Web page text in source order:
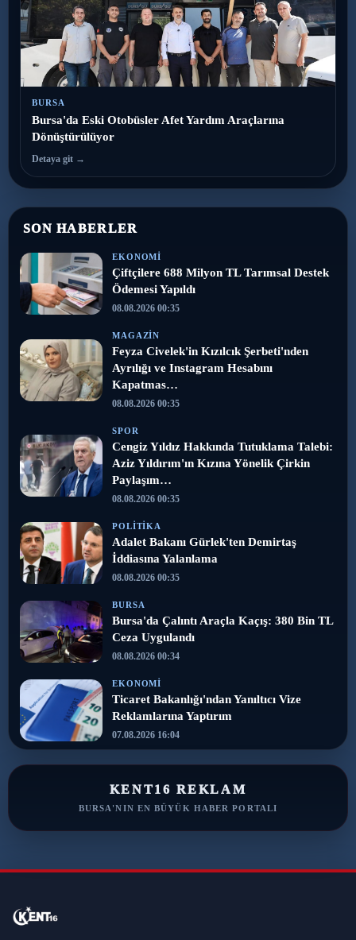
BURSA
Bursa'da Eski Otobüsler Afet Yardım Araçlarına
Dönüştürülüyor
Detaya git →
SON HABERLER
EKONOMI
Çiftçilere 688 Milyon TL Tarımsal Destek
Ödemesi Yapıldı
08.08.2026 00:35
MAGAZIN
Feyza Civelek'in Kızılcık Şerbeti'nden
Ayrılığı ve Instagram Hesabını
Kapatmas…
08.08.2026 00:35
SPOR
Cengiz Yıldız Hakkında Tutuklama Talebi:
Aziz Yıldırım'ın Kızına Yönelik Çirkin
Paylaşım…
08.08.2026 00:35
POLITIKA
Adalet Bakanı Gürlek'ten Demirtaş
İddiasına Yalanlama
08.08.2026 00:35
BURSA
Bursa'da Çalıntı Araçla Kaçış: 380 Bin TL
Ceza Uygulandı
08.08.2026 00:34
EKONOMI
Ticaret Bakanlığı'ndan Yanıltıcı Vize
Reklamlarına Yaptırım
07.08.2026 16:04
KENT16 REKLAM
BURSA'NIN EN BÜYÜK HABER PORTALI